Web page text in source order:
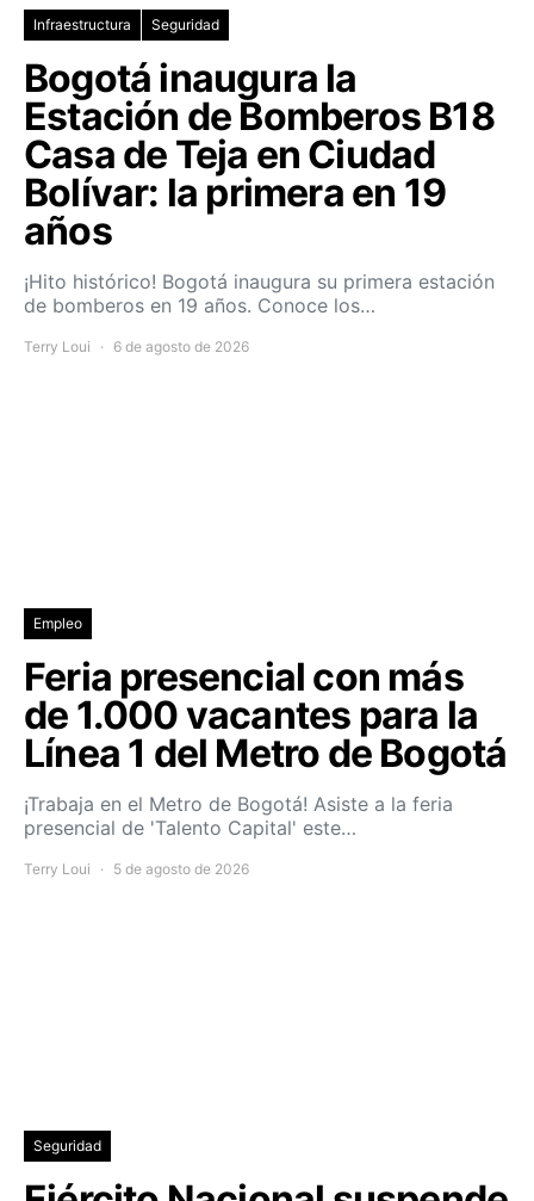
Infraestructura Seguridad
Bogotá inaugura la
Estación de Bomberos B18
Casa de Teja en Ciudad
Bolívar: la primera en 19
años
¡Hito histórico! Bogotá inaugura su primera estación
de bomberos en 19 años. Conoce los…
Terry Loui 6 de agosto de 2026
Empleo
Feria presencial con más
de 1.000 vacantes para la
Línea 1 del Metro de Bogotá
¡Trabaja en el Metro de Bogotá! Asiste a la feria
presencial de 'Talento Capital' este…
Terry Loui 5 de agosto de 2026
Seguridad